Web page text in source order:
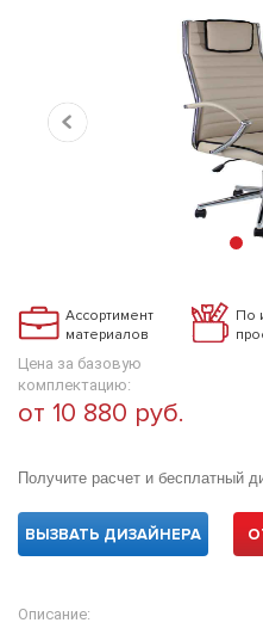
Ассортимент
материалов
По
Цена за базовую
комплектацию:
от 10 880 руб.
Получите расчет и бесплатный
ВЫЗВАТЬ ДИЗАЙНЕРА
Описание: